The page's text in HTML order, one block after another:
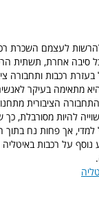
להרשות לעצמם השכרת
סיבה אחרת, תשתית
בעזרת רכבות ותחבורה
מתאימה בעיקר
הציבורית
להיות מסורבלת,
למדי, אך פחות נח בתוך
על רכבות באיטליה